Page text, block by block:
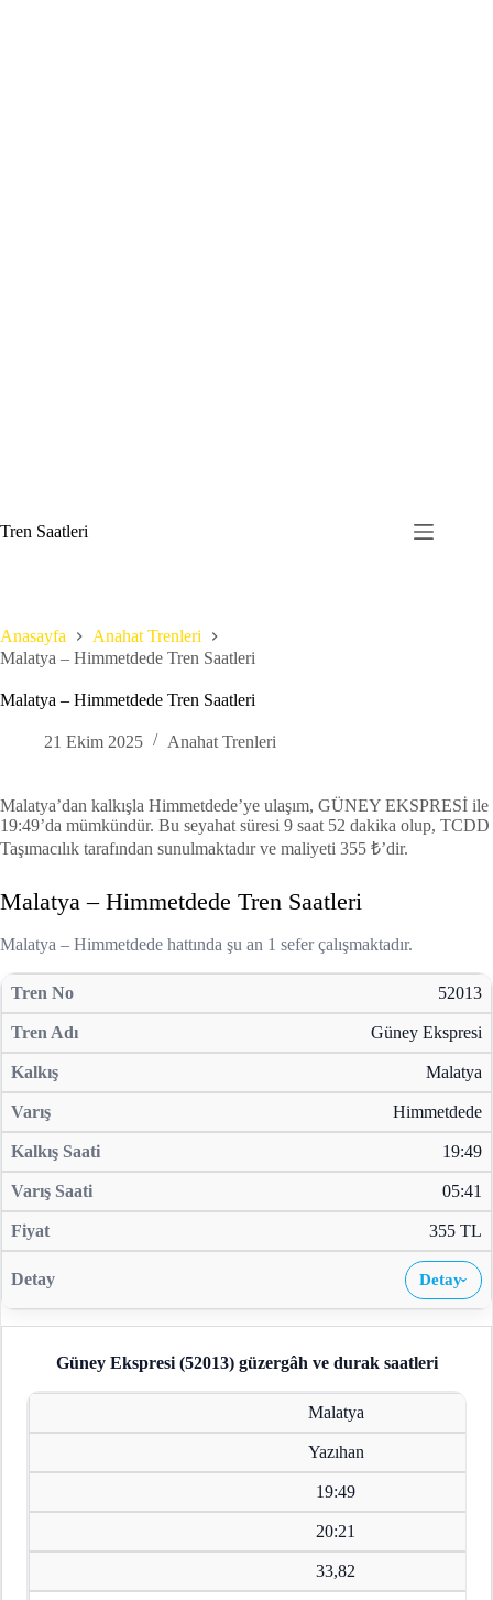
to
content
Tren Saatleri
Anasayfa
Anahat Trenleri
Malatya – Himmetdede Tren Saatleri
Malatya – Himmetdede Tren Saatleri
21 Ekim 2025 Anahat Trenleri
Malatya’dan kalkışla Himmetdede’ye ulaşım, GÜNEY EKSPRESİ ile
19:49’da mümkündür. Bu seyahat süresi 9 saat 52 dakika olup, TCDD
Taşımacılık tarafından sunulmaktadır ve maliyeti 355 ₺’dir.
Malatya – Himmetdede Tren Saatleri
Malatya – Himmetdede hattında şu an 1 sefer çalışmaktadır.
52013
Güney Ekspresi
Malatya
Himmetdede
19:49
05:41
355 TL
Detay›
Güney Ekspresi (52013)güzergâh ve durak saatleri
Malatya
Yazıhan
19:49
20:21
33,82